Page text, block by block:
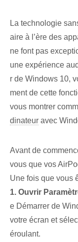
La technologie
aire à l’ère des
ne font pas
une expérience
r de Windows 10,
ment de cette
vous montrer
dinateur avec
Avant de
vous que vos
Une fois que vous
1. ⁣Ouvrir‍
e Démarrer de
votre écran et‍
éroulant.